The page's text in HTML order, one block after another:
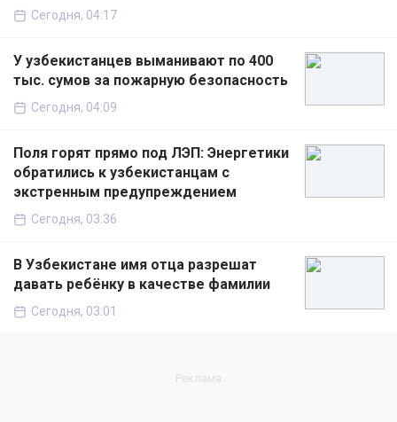
Сегодня, 04:17
У узбекистанцев выманивают по 400
тыс. сумов за пожарную безопасность
Сегодня, 04:09
Поля горят прямо под ЛЭП: Энергетики
обратились к узбекистанцам с
экстренным предупреждением
Сегодня, 03:36
В Узбекистане имя отца разрешат
давать ребёнку в качестве фамилии
Сегодня, 03:01